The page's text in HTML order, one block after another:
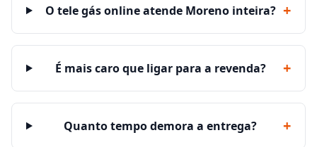
O tele gás online atende Moreno inteira? +
É mais caro que ligar para a revenda? +
Quanto tempo demora a entrega? +